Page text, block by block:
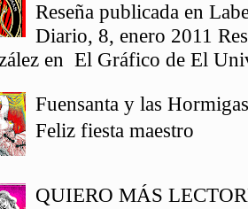
Reseña publicada en
Diario, 8, enero 2011
en El Gráfico de El
Fuensanta y las
Feliz fiesta maestro
QUIERO MÁS